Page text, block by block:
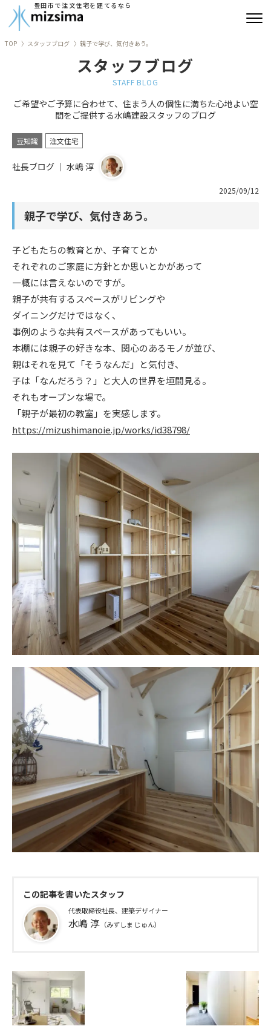
豊田市で注文住宅を建てるなら
リフォーム
古民家再生
建築実績
ニュース
イベント情報
資料請求・お問い合わせ
TOP スタッフブログ 親子で学び、気付きあう。
スタッフブログ
STAFF BLOG
ご希望やご予算に合わせて、住まう人の個性に満ちた心地よい空
間をご提供する水嶋建設スタッフのブログ
豆知識 注文住宅
社長ブログ ｜ 水嶋 淳
2025/09/12
親子で学び、気付きあう。
子どもたちの教育とか、子育てとか
それぞれのご家庭に方針とか思いとかがあって
一概には言えないのですが。
親子が共有するスペースがリビングや
ダイニングだけではなく、
事例のような共有スペースがあってもいい。
本棚には親子の好きな本、関心のあるモノが並び、
親はそれを見て「そうなんだ」と気付き、
子は「なんだろう？」と大人の世界を垣間見る。
それもオープンな場で。
「親子が最初の教室」を実感します。
https://mizushimanoie.jp/works/id38798/
この記事を書いたスタッフ
代表取締役社長、建築デザイナー
水嶋 淳 （みずしま じゅん）